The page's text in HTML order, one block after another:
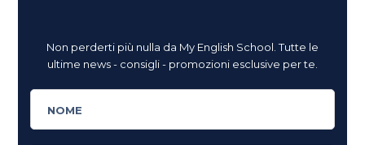
Non perderti più nulla da My English School. Tutte le
ultime news - consigli - promozioni esclusive per te.